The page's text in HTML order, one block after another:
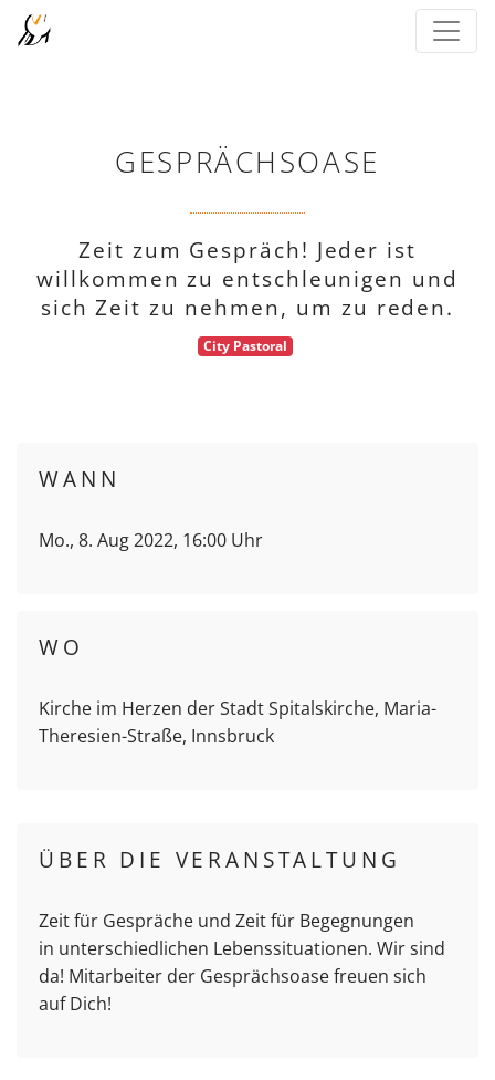
GESPRÄCHSOASE
Zeit zum Gespräch! Jeder ist
willkommen zu entschleunigen und
sich Zeit zu nehmen, um zu reden.
City Pastoral
WANN
Mo., 8. Aug 2022, 16:00 Uhr
WO
Kirche im Herzen der Stadt Spitalskirche, Maria-
Theresien-Straße, Innsbruck
ÜBER DIE VERANSTALTUNG
Zeit für Gespräche und Zeit für Begegnungen
in unterschiedlichen Lebenssituationen. Wir sind
da! Mitarbeiter der Gesprächsoase freuen sich
auf Dich!